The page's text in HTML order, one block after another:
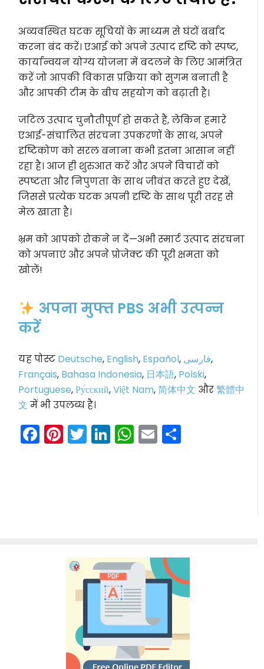
अव्यवस्थित घटक सूचियों के माध्यम से घंटों बर्बाद
करना बंद करें। एआई को अपने उत्पाद दृष्टि को स्पष्ट,
कार्यान्वयन योग्य योजना में बदलने के लिए आमंत्रित
करें जो आपकी विकास प्रक्रिया को सुगम बनाती है
और आपकी टीम के बीच सहयोग को बढ़ाती है।
जटिल उत्पाद चुनौतीपूर्ण हो सकते हैं, लेकिन हमारे
एआई-संचालित संरचना उपकरणों के साथ, अपने
दृष्टिकोण को सरल बनाना कभी इतना आसान नहीं
रहा है। आज ही शुरुआत करें और अपने विचारों को
स्पष्टता और निपुणता के साथ जीवंत करते हुए देखें,
जिससे प्रत्येक घटक अपनी दृष्टि के साथ पूरी तरह से
मेल खाता है।
भ्रम को आपको रोकने न दें—अभी स्मार्ट उत्पाद संरचना
को अपनाएं और अपने प्रोजेक्ट की पूरी क्षमता को
खोलें!
अपना मुफ्त PBS अभी उत्पन्न
करें
यह पोस्ट Deutsche, English, Español, فارسی,
Français, Bahasa Indonesia, 日本語, Polski,
Portuguese,Ру́сский,Việt Nam,简体中文 और繁體中
文 में भी उपलब्ध है।
Facebook
Pinterest
Twitter
LinkedIn
WhatsApp
Email